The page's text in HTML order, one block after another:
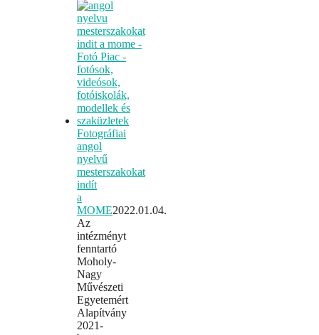
Fotográfiai
angol
nyelvű
mesterszakokat
indít
a
MOME2022.01.04.
Az
intézményt
fenntartó
Moholy-
Nagy
Művészeti
Egyetemért
Alapítvány
2021-